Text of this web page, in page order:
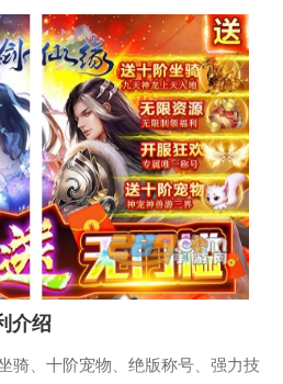
介绍
骑、十阶宠物、绝版称号、强力技